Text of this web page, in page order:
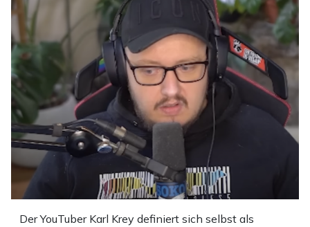
Der YouTuber Karl Krey definiert sich selbst als